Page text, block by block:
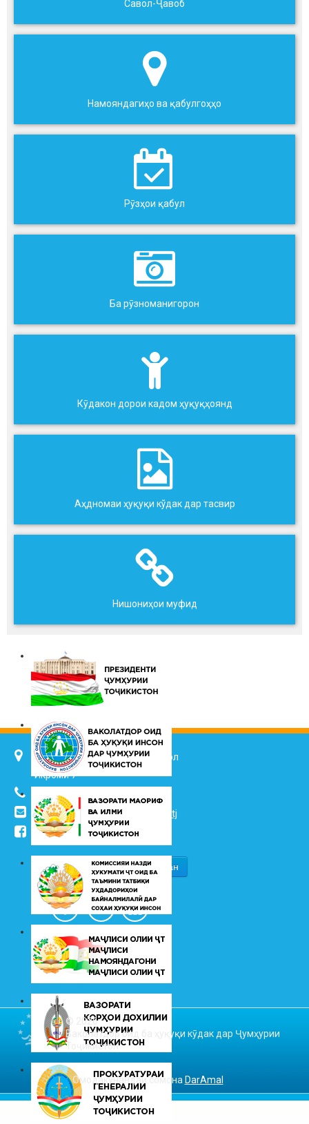
Савол-Ҷавоб
Намояндагиҳо ва қабулгоҳҳо
Рӯзҳои қабул
Ба рӯзноманигорон
Кӯдакон дорои кадом ҳуқуқҳоянд
Аҳдномаи ҳуқуқи кўдак дар тасвир
Нишониҳои муфид
734025, ш. Душанбе, кӯч. Ҷалол
Икромӣ 7
(+992 37) 2217352
info@vhk.tj
info@ombudsman.tj
/kudakon
© 2026
Ваколатдор оид ба ҳуқуқи кӯдак дар Ҷумҳурии
Тоҷикистон
Омодакунандаи сомона DarAmal